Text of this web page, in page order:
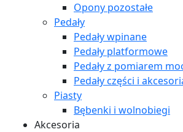
Opony pozostałe
Pedały
Pedały wpinane
Pedały platformowe
Pedały z pomiarem
Pedały części i
Piasty
Bębenki i wolnobiegi
Akcesoria